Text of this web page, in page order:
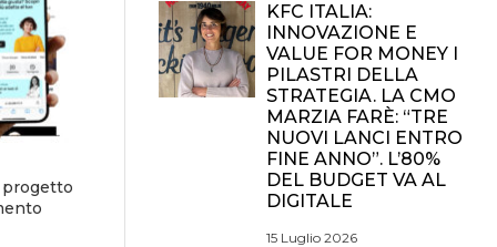
KFC ITALIA:
INNOVAZIONE E
VALUE FOR MONEY I
PILASTRI DELLA
STRATEGIA. LA CMO
MARZIA FARÈ: “TRE
NUOVI LANCI ENTRO
FINE ANNO”. L’80%
DEL BUDGET VA AL
DIGITALE
15 Luglio 2026